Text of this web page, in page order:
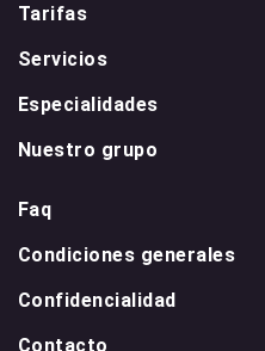
Tarifas
Servicios
Especialidades
Nuestro grupo
Faq
Condiciones generales
Confidencialidad
Contacto